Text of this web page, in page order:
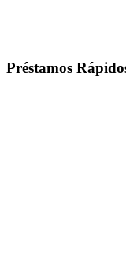
Préstamos